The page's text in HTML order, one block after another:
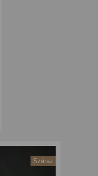
Száraz